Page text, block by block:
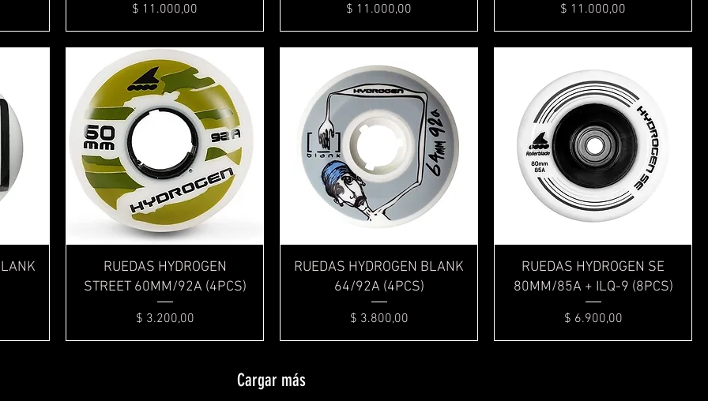
Precio
$ 11.000,00 Precio
$ 11.000,00 Precio
$ 11.000,00
Vista rápida
RUEDAS HYDROGEN
STREET 60MM/92A (4PCS)
Precio
$ 3.200,00
Vista rápida
RUEDAS HYDROGEN BLANK
64/92A (4PCS)
Precio
$ 3.800,00
Vista rápida
RUEDAS HYDROGEN SE
80MM/85A + ILQ-9 (8PCS)
Precio
$ 6.900,00
Cargar más